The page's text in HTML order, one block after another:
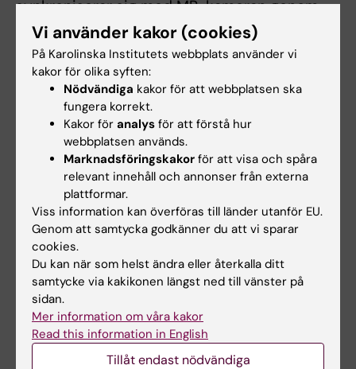
synkroniserar sig med MR-kameran genom
att detektera RF-pulser. Enheten kan sedan
avlyssna MR-systemets gradientfält
(vanligtvis mycket korta navigatorer < 1 ms)
och beräkna sin plats i rummet med hög
noggrannhet. Detta gör att vi kan utföra
prospektiv rörelsekorrigering med en
fördröjning av endast 3 ms, och med minimala
praktiska ändringar av MR-undersökningen.
Enkelheten i WRAD-tekniken är avgörande när
man utför prospektiv rörelsekorrigering på
patienter där mycket annat är i fokus. Under
pågående studie med vårt rörelserobusta
WRAD MR-protokoll för barnhjärnor,
vidareutvecklar vi WRADen utifrån feedback
från våra MR-röntgensjuksköterskor och
patienter, men också utifrån generellt behov
av bättre och stabilare prestanda.
Vi använder kakor (cookies)
På Karolinska Institutets webbplats använder vi
kakor för olika syften:
Nödvändiga kakor för att webbplatsen ska
fungera korrekt.
Kakor för analys för att förstå hur
webbplatsen används.
Marknadsföringskakor för att visa och spåra
relevant innehåll och annonser från externa
plattformar.
Viss information kan överföras till länder utanför EU.
Genom att samtycka godkänner du att vi sparar
cookies.
Du kan när som helst ändra eller återkalla ditt
samtycke via kakikonen längst ned till vänster på
sidan.
Mer information om våra kakor
Read this information in English
Tillåt endast nödvändiga